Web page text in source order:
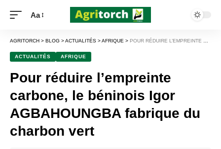
Aa
AGRITORCH > BLOG >ACTUALITÉS >AFRIQUE > POUR RÉDUIRE L’EMPREINTE CARBONE, LE BÉNINOIS IGOR AGBAHOUNGBA FABRIQUE DU CHARBON VERT
ACTUALITÉS AFRIQUE
Pour réduire l’empreinte
carbone, le béninois Igor
AGBAHOUNGBA fabrique du
charbon vert